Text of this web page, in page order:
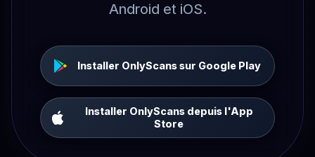
Android et iOS.
Installer OnlyScans sur Google Play
Installer OnlyScans depuis l'App
Store